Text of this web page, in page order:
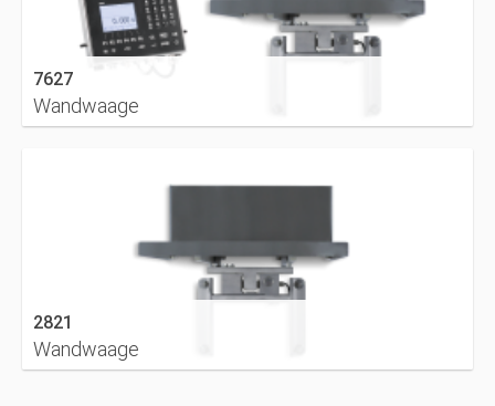
7627
Wandwaage
2821
Wandwaage